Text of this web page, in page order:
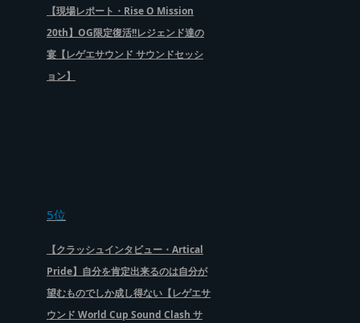
【現場レポート・Rise O Mission
20th】OG限定復活!!レジェンド達の
宴【レゲエサウンド サウンドセッシ
ョン】
5位
【クラッシュインタビュー・Artical
Pride】自分を肯定出来るのは自分が
望むものでしか成し得ない【レゲエサ
ウンド World Cup Sound Clash サ